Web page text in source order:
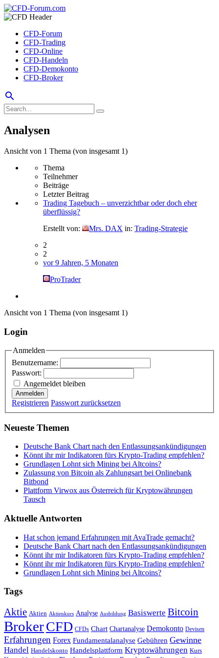
CFD-Forum
CFD-Trading
CFD-Online
CFD-Handeln
CFD-Demokonto
CFD-Broker
search
Analysen
Ansicht von 1 Thema (von insgesamt 1)
Thema
Teilnehmer
Beiträge
Letzter Beitrag
Trading Tagebuch – unverzichtbar oder doch eher
überflüssig?
Erstellt von:
Mrs. DAX in: Trading-Strategie
2
2
vor 9 Jahren, 5 Monaten
ProTrader
Ansicht von 1 Thema (von insgesamt 1)
Login
Anmelden
Benutzername:
Passwort:
Angemeldet bleiben
Anmelden
Registrieren Passwort zurücksetzen
Neueste Themen
Deutsche Bank Chart nach den Entlassungsankündigungen
Könnt ihr mir Indikatoren fürs Krypto-Trading empfehlen?
Grundlagen Lohnt sich Mining bei Altcoins?
Zulassung von Bitcoin als Zahlungsart bei Onlinebank
Bitbond
Plattform Virwox aus Österreich für Kryptowährungen
Tausch
Aktuelle Antworten
Hat schon jemand Erfahrungen mit AvaTrade gemacht?
Deutsche Bank Chart nach den Entlassungsankündigungen
Könnt ihr mir Indikatoren fürs Krypto-Trading empfehlen?
Könnt ihr mir Indikatoren fürs Krypto-Trading empfehlen?
Grundlagen Lohnt sich Mining bei Altcoins?
Tags
Aktie Aktien Aktienkurs Analyse Ausbildung Basiswerte Bitcoin
BrokerCFD CFDs Chart Chartanalyse Demokonto Devisen
Erfahrungen Forex Fundamentalanalyse Gebühren Gewinne
Handel Handelskonto Handelsplattform Kryptowährungen Kurs